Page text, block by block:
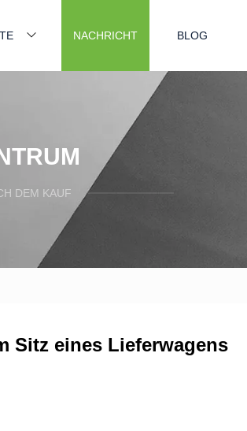
NACHRICHT BLOG
DEM KAUF
Sitz eines Lieferwagens